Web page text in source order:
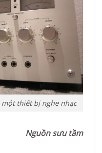
một thiết bị nghe nhạc
Nguồn sưu tầm